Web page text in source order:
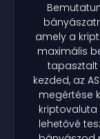
amely a
maximális
kezded, az
megértése
kriptovaluta
lehetővé